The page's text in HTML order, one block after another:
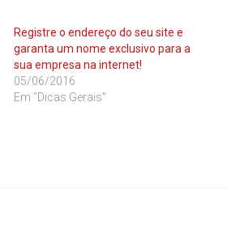
Registre o endereço do seu site e
garanta um nome exclusivo para a
sua empresa na internet!
05/06/2016
Em "Dicas Gerais"